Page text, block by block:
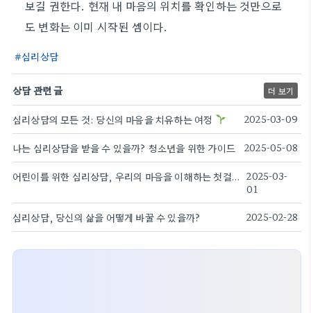
보길 권한다. 현재 내 마음의 위치를 확인하는 것만으로
도 변화는 이미 시작된 셈이다.
심리상담
상담 관련 글 더 보기
심리상담의 모든 것: 당신의 마음을 치유하는 여정 2025-03-09
나는 심리상담을 받을 수 있을까? 청소년을 위한 가이드 2025-05-08
어린이를 위한 심리상담, 우리의 마음을 이해하는 첫걸음 2025-03-
01
심리상담, 당신의 삶을 어떻게 바꿀 수 있을까? 2025-02-28